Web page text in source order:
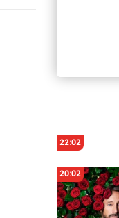
22:02
20:02